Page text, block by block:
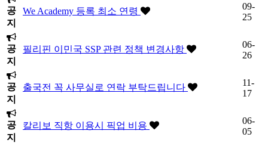
공
지
We Academy 등록 최소 연령
09-
25
공
지
필리핀 이민국 SSP 관련 정책 변경사항
06-
26
공
지
출국전 꼭 사무실로 연락 부탁드립니다
11-
17
공
지
칼리보 직항 이용시 픽업 비용
06-
05